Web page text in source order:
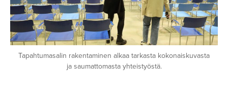
Tapahtumasalin rakentaminen alkaa tarkasta kokonaiskuvasta
ja saumattomasta yhteistyöstä.